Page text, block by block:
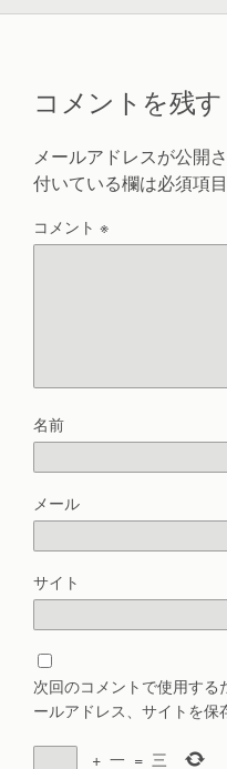
コメントを残す
メールアドレスが公開
付いている欄は必須項
コメント ※
名前
メール
サイト
次回のコメントで使用する
ールアドレス、サイトを保
+ 一 = 三